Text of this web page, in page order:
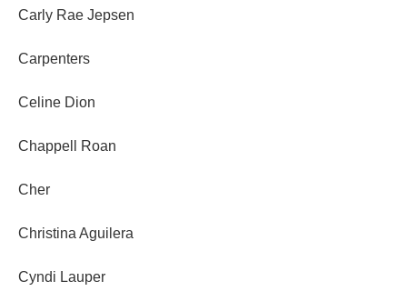
Carly Rae Jepsen
Carpenters
Celine Dion
Chappell Roan
Cher
Christina Aguilera
Cyndi Lauper